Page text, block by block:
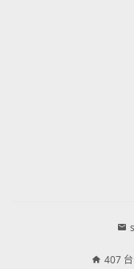
407